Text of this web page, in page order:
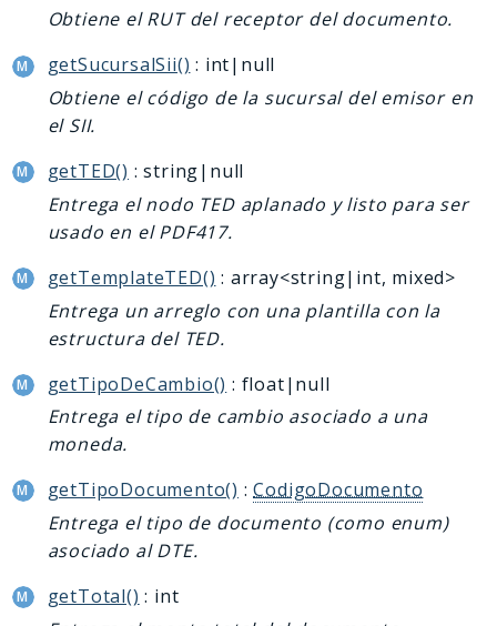
Obtiene el RUT del receptor del documento.
getSucursalSii() : int|null
Obtiene el código de la sucursal del emisor en
el SII.
getTED() : string|null
Entrega el nodo TED aplanado y listo para ser
usado en el PDF417.
getTemplateTED() : array<string|int, mixed>
Entrega un arreglo con una plantilla con la
estructura del TED.
getTipoDeCambio() : float|null
Entrega el tipo de cambio asociado a una
moneda.
getTipoDocumento() :CodigoDocumento
Entrega el tipo de documento (como enum)
asociado al DTE.
getTotal() : int